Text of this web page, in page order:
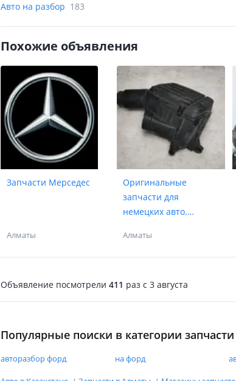
Авто на разбор 183
Похожие объявления
Запчасти Мерседес
Алматы
Оригинальные
запчасти для
немецких авто.
Алматы
Объявление посмотрели 411 раз c 3 августа
Популярные поиски в категории запчасти
авторазбор форд на форд